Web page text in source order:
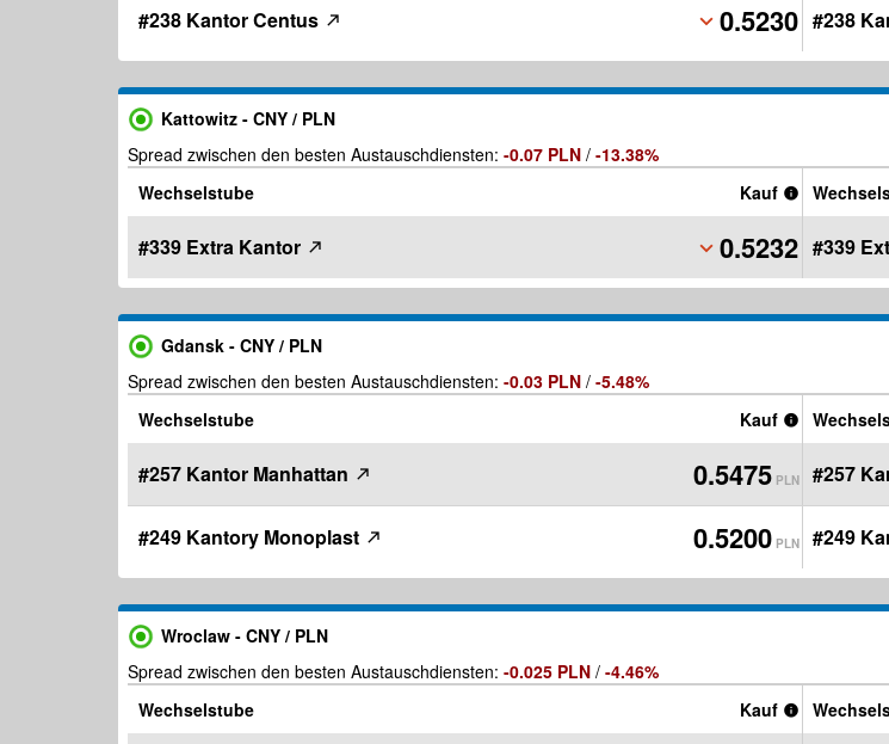
#238 Kantor Centus 0.5230 PLN
#238
Kattowitz - CNY / PLN
Spread zwischen den besten Austauschdiensten: -0.07 PLN / -13.38%
Wechselstube
Kauf
#339 Extra Kantor 0.5232 PLN
#339
Gdansk - CNY / PLN
Spread zwischen den besten Austauschdiensten: -0.03 PLN / -5.48%
Wechselstube
Kauf
#257 Kantor Manhattan 0.5475 PLN
#249 Kantory Monoplast 0.5200 PLN
#257
#249
Wroclaw - CNY / PLN
Spread zwischen den besten Austauschdiensten: -0.025 PLN / -4.46%
Wechselstube
Kauf